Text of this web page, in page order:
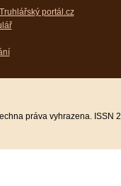
portál.cz
práva vyhrazena.